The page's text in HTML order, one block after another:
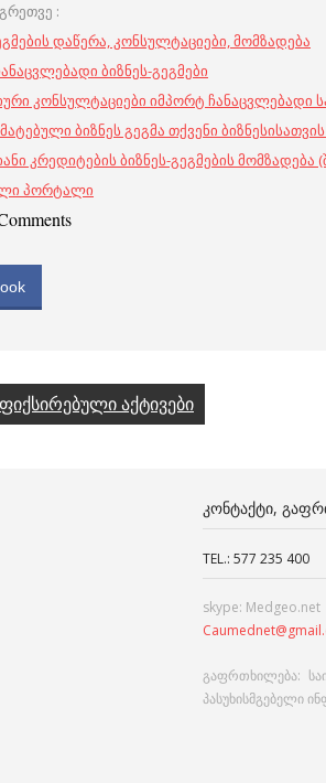
:
დაწერა, კონსულტაციები, მომზადება
ბიზნეს-გეგმები
კონსულტაციები იმპორტ ჩანაცვლებადი
ბიზნეს გეგმა თქვენი ბიზნესისათვის
კრედიტების ბიზნეს-გეგმების მომზადება
პორტალი
აქტივები
ᲙᲝᲜᲢᲐᲥᲢᲘ,
TEL.: 577 235 400
skype: Medgeo.net
გაფრთხილება:
პასუხისმგებელი